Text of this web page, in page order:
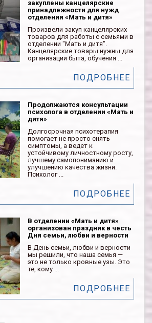
закуплены канцелярские
принадлежности для нужд
отделения «Мать и дитя»
Произвели закуп канцелярских
товаров для работы с семьями в
отделении "Мать и дитя".
Канцелярские товары нужны для
организации быта, обучения ...
ПОДРОБНЕЕ
Продолжаются консультации
психолога в отделении «Мать и
дитя»
Долгосрочная психотерапия
помогает не просто снять
симптомы, а ведет к
устойчивому личностному росту,
лучшему самопониманию и
улучшению качества жизни.
Психолог ...
ПОДРОБНЕЕ
В отделении «Мать и дитя»
организован праздник в честь
Дня семьи, любви и верности
В День семьи, любви и верности
мы решили, что наша семья —
это не только кровные узы. Это
те, кому ...
ПОДРОБНЕЕ